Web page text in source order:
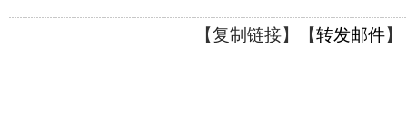
【复制链接】【转发邮件】